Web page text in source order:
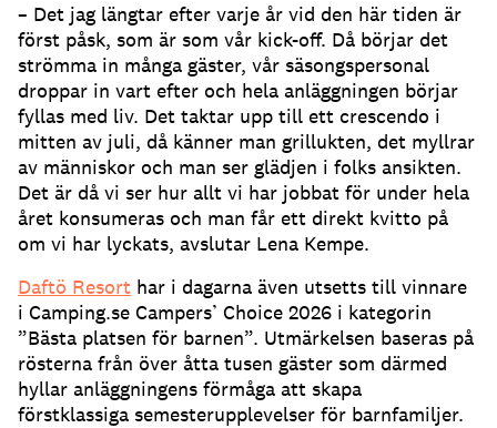
– Det jag längtar efter varje år vid den här tiden är
först påsk, som är som vår kick-off. Då börjar det
strömma in många gäster, vår säsongspersonal
droppar in vart efter och hela anläggningen börjar
fyllas med liv. Det taktar upp till ett crescendo i
mitten av juli, då känner man grillukten, det myllrar
av människor och man ser glädjen i folks ansikten.
Det är då vi ser hur allt vi har jobbat för under hela
året konsumeras och man får ett direkt kvitto på
om vi har lyckats, avslutar Lena Kempe.
Daftö Resort har i dagarna även utsetts till vinnare
i Camping.se Campers’ Choice 2026 i kategorin
”Bästa platsen för barnen”. Utmärkelsen baseras på
rösterna från över åtta tusen gäster som därmed
hyllar anläggningens förmåga att skapa
förstklassiga semesterupplevelser för barnfamiljer.